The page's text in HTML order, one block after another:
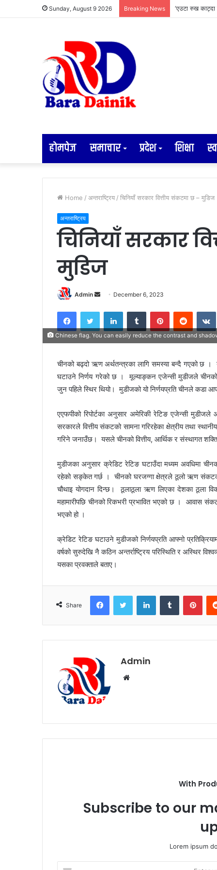
Sunday, August 9 2026 Breaking News ‘एउटा रुख काट्दा
होमपेज समाचार प्रदेश शिक्षा
Home / अन्तराष्ट्रिय / चिनियाँ सरकार वित्तीय संकटमा छ – मुडिज
अन्तराष्ट्रिय
चिनियाँ सरकार
मुडिज
Admin
d
e
m
a
l
December 6, 2023
Chinese flag. You can easily reduce the contrast and
चीनको बढ्दो ऋण अर्थतन्त्रका लागि समस्या बन्दै गएको छ
घटाउने निर्णय गरेको छ । मूल्याङ्कन एजेन्सी मुडीजले
जुन पहिले स्थिर थियो। मुडीजको यो निर्णयप्रति चीनले कडा
एएफपीको रिपोर्टका अनुसार अमेरिकी रेटिङ एजेन्सी
सरकारले वित्तीय संकटको सामना गरिरहेका क्षेत्रीय तथा
गरिने जनाउँछ। यसले चीनको वित्तीय, आर्थिक र संस्थागत
मुडीजका अनुसार क्रेडिट रेटिङ घटाउँदा मध्यम अवधिमा
रहेको सङ्केत गर्छ । चीनको घरजग्गा क्षेत्रले ठूलो ऋण
चौथाइ योगदान दिन्छ। ठूलाठूला ऋण लिएका देशका ठूला
महामारीपछि चीनको रिकभरी प्रभावित भएको छ । आवास संकट,
भएको हो ।
क्रेडिट रेटिङ घटाउने मुडीजको निर्णयप्रति आफ्नो
वर्षको सुरुदेखि नै कठिन अन्तर्राष्ट्रिय परिस्थिति र अस्थिर
यसका प्रवक्ताले बताए।
Share
Admin
i
With
Subscribe to our
Lorem ipsum